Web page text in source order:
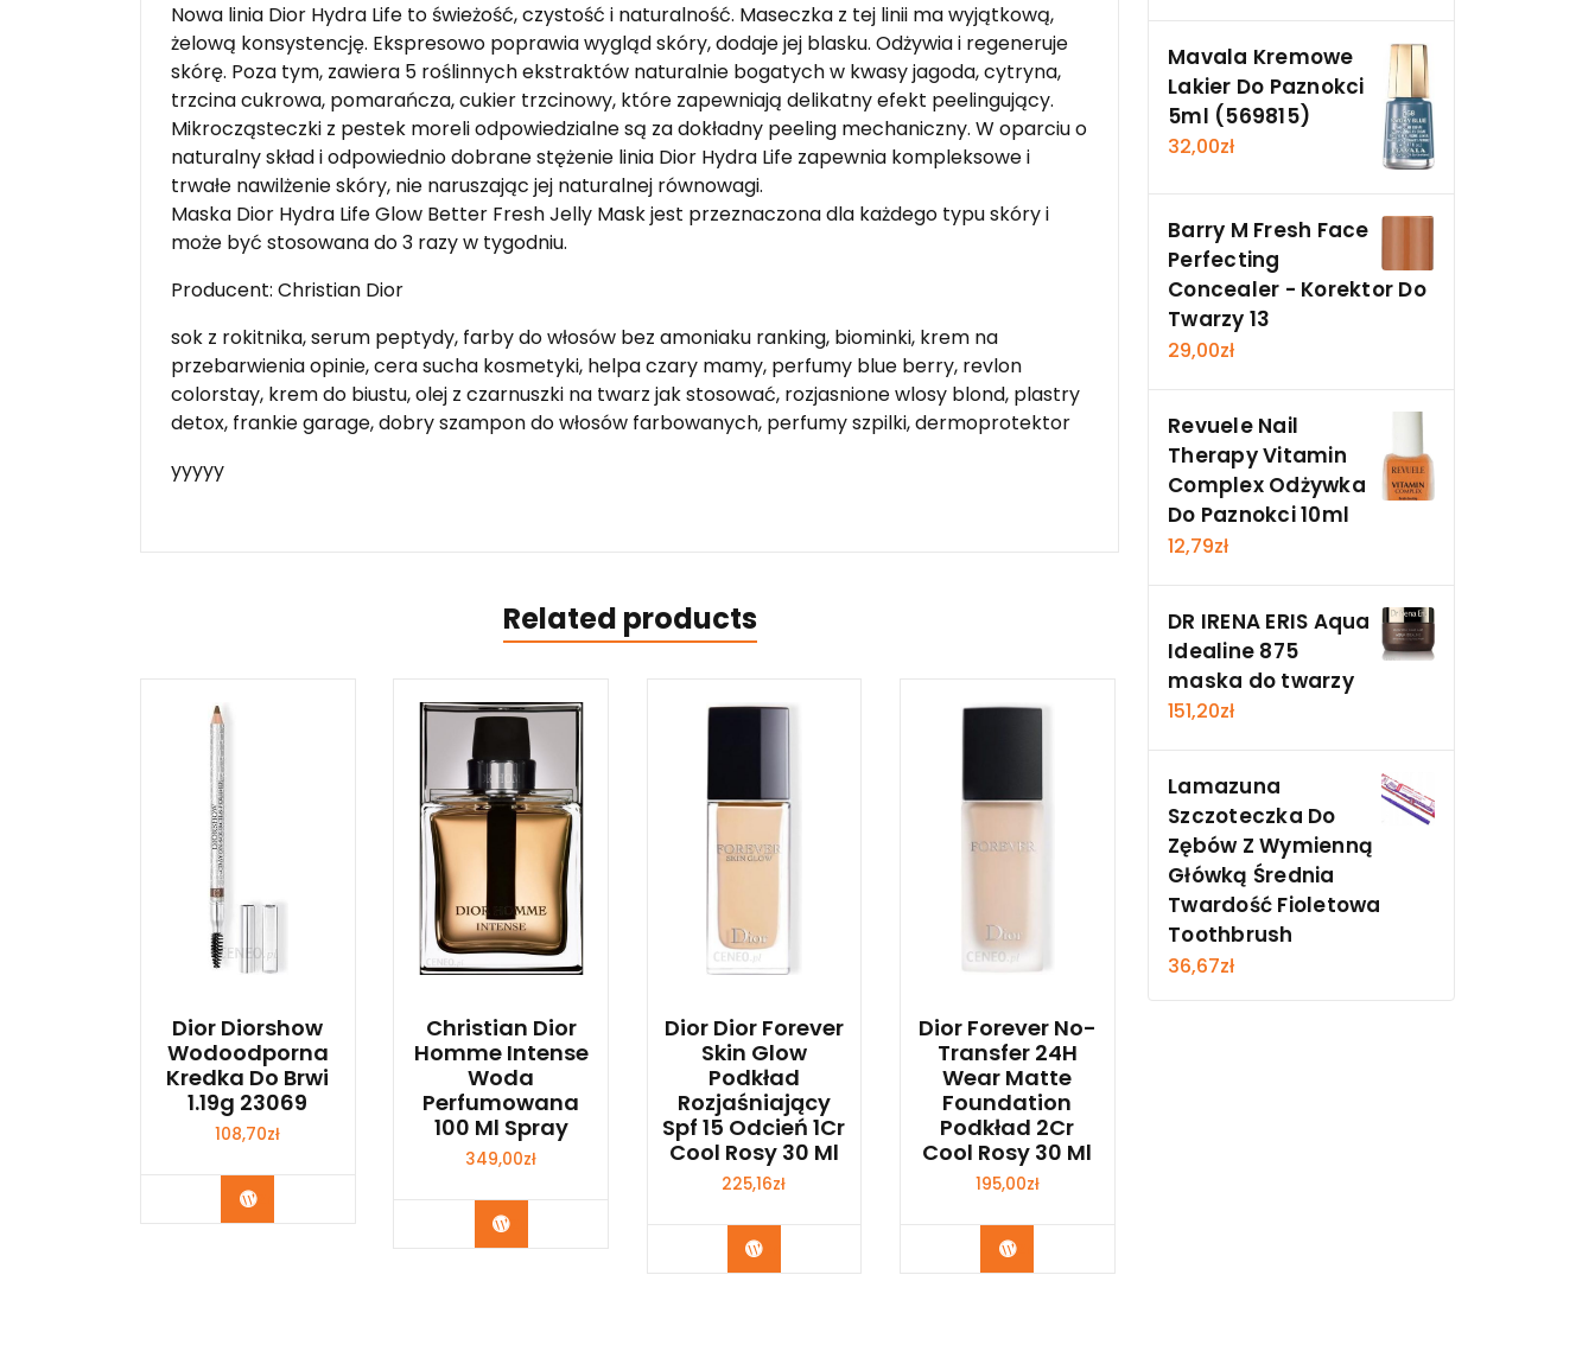
Nowa linia Dior Hydra Life to świeżość, czystość i naturalność. Maseczka z tej linii ma wyjątkową,
żelową konsystencję. Ekspresowo poprawia wygląd skóry, dodaje jej blasku. Odżywia i regeneruje
skórę. Poza tym, zawiera 5 roślinnych ekstraktów naturalnie bogatych w kwasy jagoda, cytryna,
trzcina cukrowa, pomarańcza, cukier trzcinowy, które zapewniają delikatny efekt peelingujący.
Mikrocząsteczki z pestek moreli odpowiedzialne są za dokładny peeling mechaniczny. W oparciu o
naturalny skład i odpowiednio dobrane stężenie linia Dior Hydra Life zapewnia kompleksowe i
trwałe nawilżenie skóry, nie naruszając jej naturalnej równowagi.
Maska Dior Hydra Life Glow Better Fresh Jelly Mask jest przeznaczona dla każdego typu skóry i
może być stosowana do 3 razy w tygodniu.
Producent: Christian Dior
sok z rokitnika, serum peptydy, farby do włosów bez amoniaku ranking, biominki, krem na
przebarwienia opinie, cera sucha kosmetyki, helpa czary mamy, perfumy blue berry, revlon
colorstay, krem do biustu, olej z czarnuszki na twarz jak stosować, rozjasnione wlosy blond, plastry
detox, frankie garage, dobry szampon do włosów farbowanych, perfumy szpilki, dermoprotektor
yyyyy
Related products
Dior Diorshow
Wodoodporna
Kredka Do Brwi
1.19g 23069
108,70zł
Zobacz
Christian Dior
Homme Intense
Woda
Perfumowana
100 Ml Spray
349,00zł
Zobacz
Dior Dior Forever
Skin Glow
Podkład
Rozjaśniający
Spf 15 Odcień 1Cr
Cool Rosy 30 Ml
225,16zł
Zobacz
Dior Forever No-
Transfer 24H
Wear Matte
Foundation
Podkład 2Cr
Cool Rosy 30 Ml
195,00zł
Zobacz
Mavala Kremowe
Lakier Do Paznokci
5ml (569815)
32,00zł
Barry M Fresh Face
Perfecting
Concealer - Korektor Do
Twarzy 13
29,00zł
Revuele Nail
Therapy Vitamin
Complex Odżywka
Do Paznokci 10ml
12,79zł
DR IRENA ERIS Aqua
Idealine 875
maska do twarzy
151,20zł
Lamazuna
Szczoteczka Do
Zębów Z Wymienną
Główką Średnia
Twardość Fioletowa
Toothbrush
36,67zł